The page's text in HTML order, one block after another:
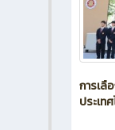
การเลื
ประเท